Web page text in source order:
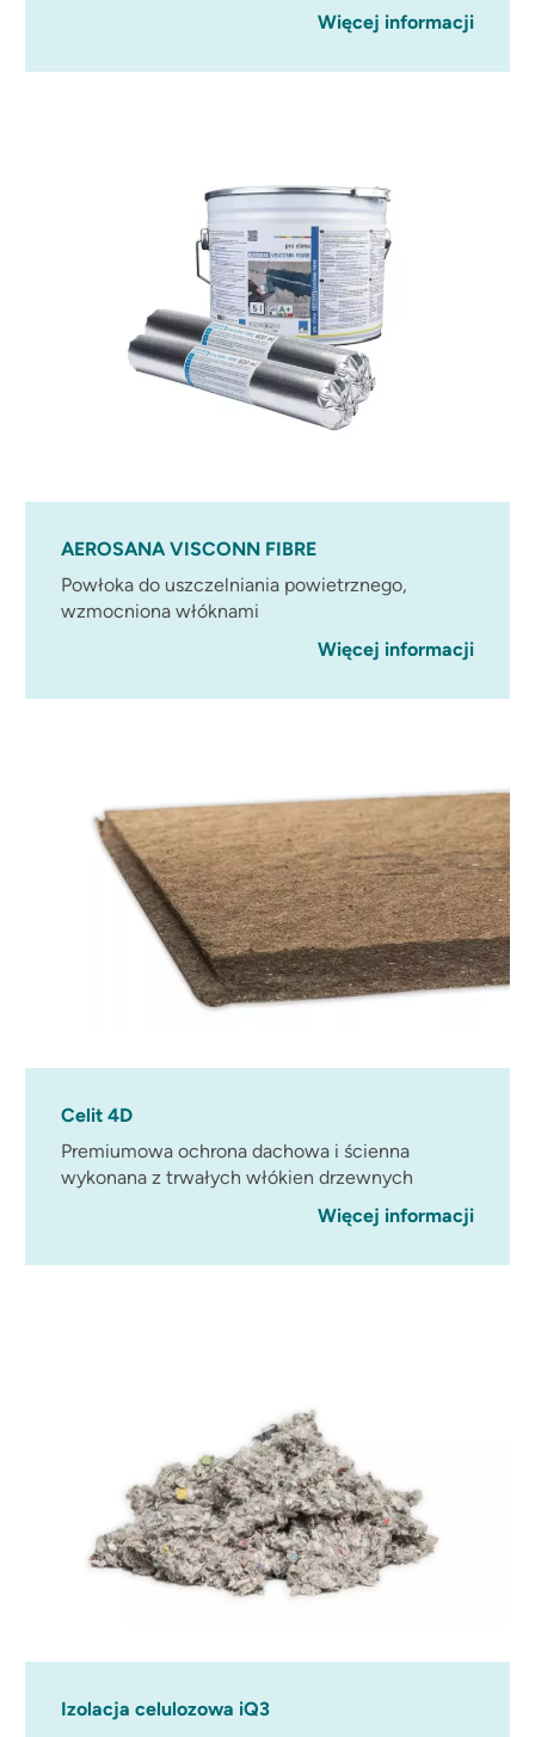
Więcej informacji
AEROSANA VISCONN FIBRE
Powłoka do uszczelniania powietrznego,
wzmocniona włóknami
Więcej informacji
Celit 4D
Premiumowa ochrona dachowa i ścienna
wykonana z trwałych włókien drzewnych
Więcej informacji
Izolacja celulozowa iQ3